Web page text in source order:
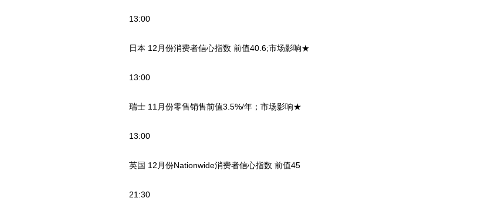
13:00
日本 12月份消费者信心指数 前值40.6;市场影响★
13:00
瑞士 11月份零售销售前值3.5%/年；市场影响★
13:00
英国 12月份Nationwide消费者信心指数 前值45
21:30